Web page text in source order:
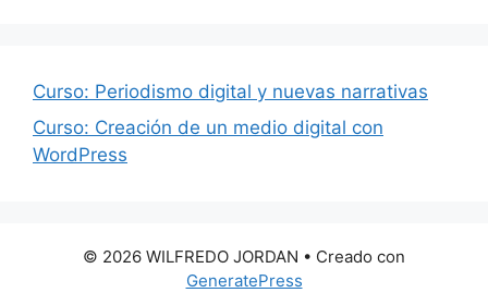
Curso: Periodismo digital y nuevas narrativas
Curso: Creación de un medio digital con
WordPress
© 2026 WILFREDO JORDAN • Creado con
GeneratePress